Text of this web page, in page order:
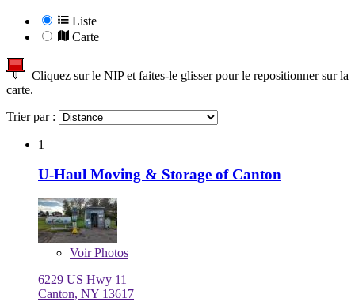
Liste
Carte
Cliquez sur le NIP et faites-le glisser pour le repositionner sur la
carte.
Trier par :
1
U-Haul Moving & Storage of Canton
VoirPhotos
6229 US Hwy 11
Canton, NY 13617